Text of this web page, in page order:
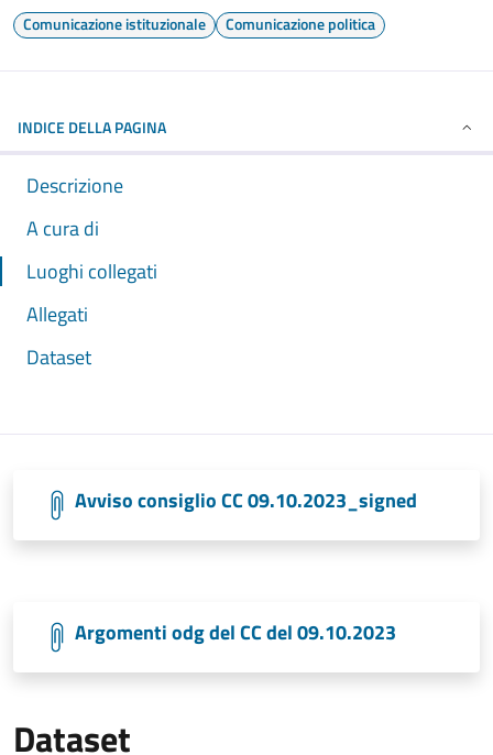
Comunicazione istituzionale
Comunicazione politica
INDICE DELLA PAGINA
Descrizione
A cura di
Luoghi collegati
Allegati
Dataset
Avviso consiglio CC 09.10.2023_signed
Argomenti odg del CC del 09.10.2023
Dataset